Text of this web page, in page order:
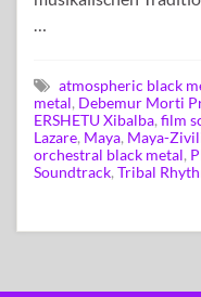
atmospheric black
metal, Debemur Morti
ERSHETU Xibalba, film
Lazare, Maya, Maya-
orchestral black metal,
Soundtrack, Tribal